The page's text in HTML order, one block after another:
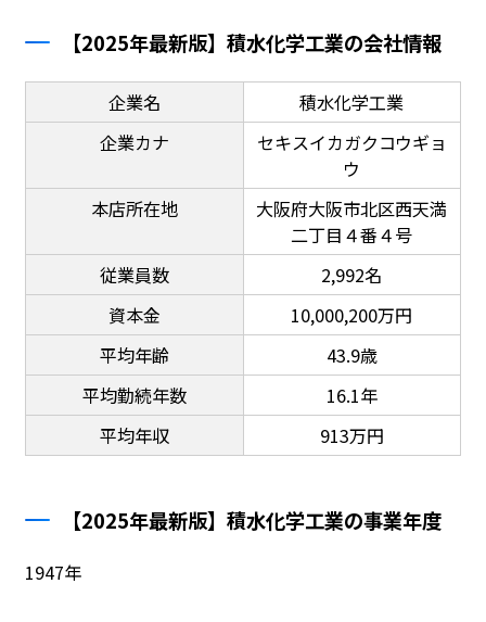
【2025年最新版】積水化学工業の会社情報
企業名
積水化学工業
企業カナ
セキスイカガクコウギョ
ウ
本店所在地
大阪府大阪市北区西天満
二丁目４番４号
従業員数
2,992名
資本金
10,000,200万円
平均年齢
43.9歳
平均勤続年数
16.1年
平均年収
913万円
【2025年最新版】積水化学工業の事業年度
1947年